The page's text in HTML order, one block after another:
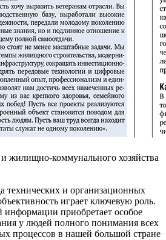
жилищно-коммунального хозяйства
технических и организационных
играет ключевую роль.
информации приобретает особое
у людей полного понимания всех
процессов в нашей большой стране